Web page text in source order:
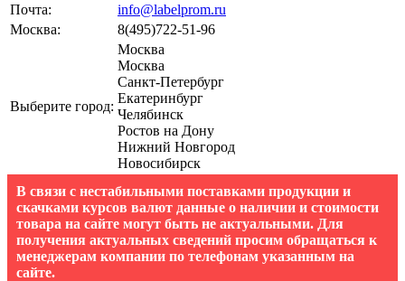
Почта:
info@labelprom.ru
Москва: 8(495)722-51-96
Выберите город:
Москва
Москва
Санкт-Петербург
Екатеринбург
Челябинск
Ростов на Дону
Нижний Новгород
Новосибирск
В связи с нестабильными поставками продукции и
скачками курсов валют данные о наличии и стоимости
товара на сайте могут быть не актуальными. Для
получения актуальных сведений просим обращаться к
менеджерам компании по телефонам указанным на
сайте.